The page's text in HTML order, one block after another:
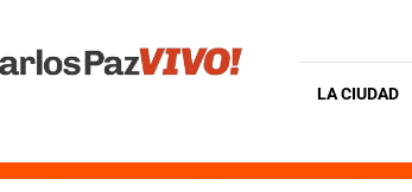
LA CIUDAD